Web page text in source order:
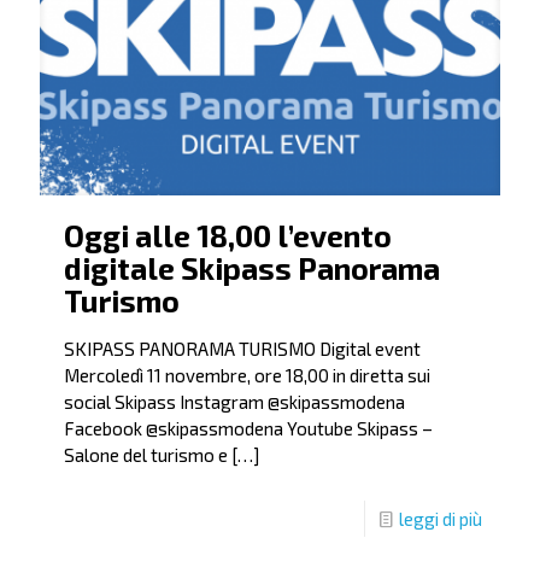
Oggi alle 18,00 l’evento
digitale Skipass Panorama
Turismo
SKIPASS PANORAMA TURISMO Digital event
Mercoledì 11 novembre, ore 18,00 in diretta sui
social Skipass Instagram @skipassmodena
Facebook @skipassmodena Youtube Skipass –
Salone del turismo e […]
leggi di più